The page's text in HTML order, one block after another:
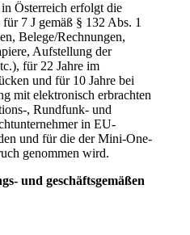
Österreich erfolgt die
7 J gemäß § 132 Abs. 1
Belege/Rechnungen,
Aufstellung der
für 22 Jahre im
und für 10 Jahre bei
mit elektronisch erbrachten
, Rundfunk- und
in EU-
und für die der Mini-One-
genommen wird.
und geschäftsgemäßen